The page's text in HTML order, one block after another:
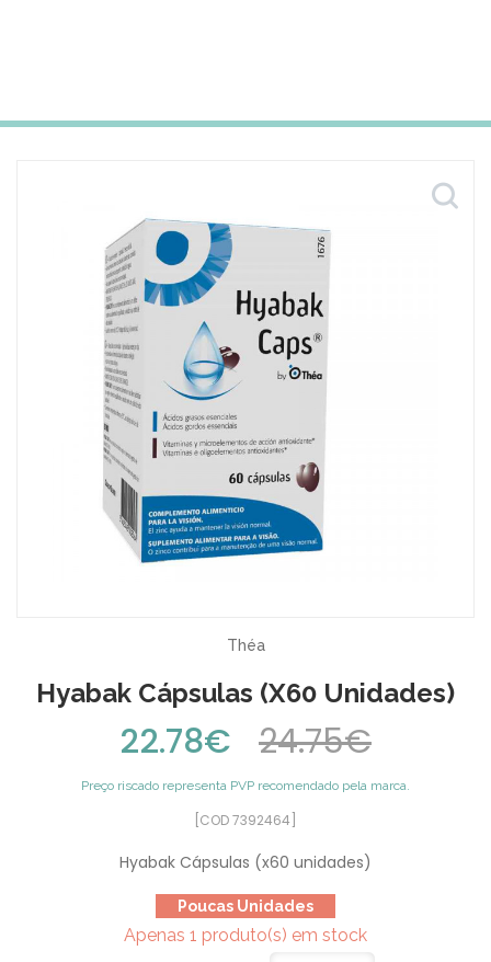
Théa
Hyabak Cápsulas (x60 Unidades)
22.78€ 24.75€
Preço riscado representa PVP recomendado pela marca.
[COD 7392464]
Hyabak Cápsulas (x60 unidades)
Poucas Unidades
Apenas 1 produto(s) em stock